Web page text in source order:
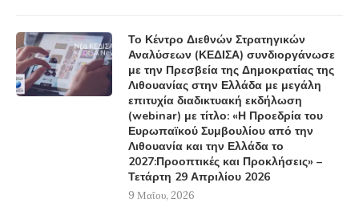
Το Κέντρο Διεθνών Στρατηγικών
Αναλύσεων (ΚΕΔΙΣΑ) συνδιοργάνωσε
με την Πρεσβεία της Δημοκρατίας της
Λιθουανίας στην Ελλάδα με μεγάλη
επιτυχία διαδικτυακή εκδήλωση
(webinar) με τίτλο: «Η Προεδρία του
Ευρωπαϊκού Συμβουλίου από την
Λιθουανία και την Ελλάδα το
2027:Προοπτικές και Προκλήσεις» –
Τετάρτη 29 Απριλίου 2026
9 Μαΐου, 2026